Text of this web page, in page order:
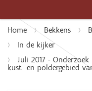
Home Bekkens
In de kijker
Juli 2017 -
kust- en poldergebied